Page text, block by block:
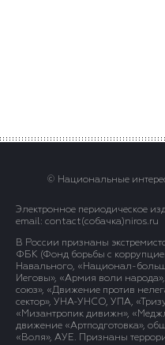
© Национальные
Электронное периодическое
email: contact(сoбaчка)niros.ru
В России признаны
ФБК (Фонд борьбы с
Навального, «Национал-
Иеговы», «Армия воли
союз», «Движение против
сектор», УНА-УНСО, УПА,
«Мизантропик дивижн»,
движение «Артподготовка»,
«Воля», АУЕ. Признаны